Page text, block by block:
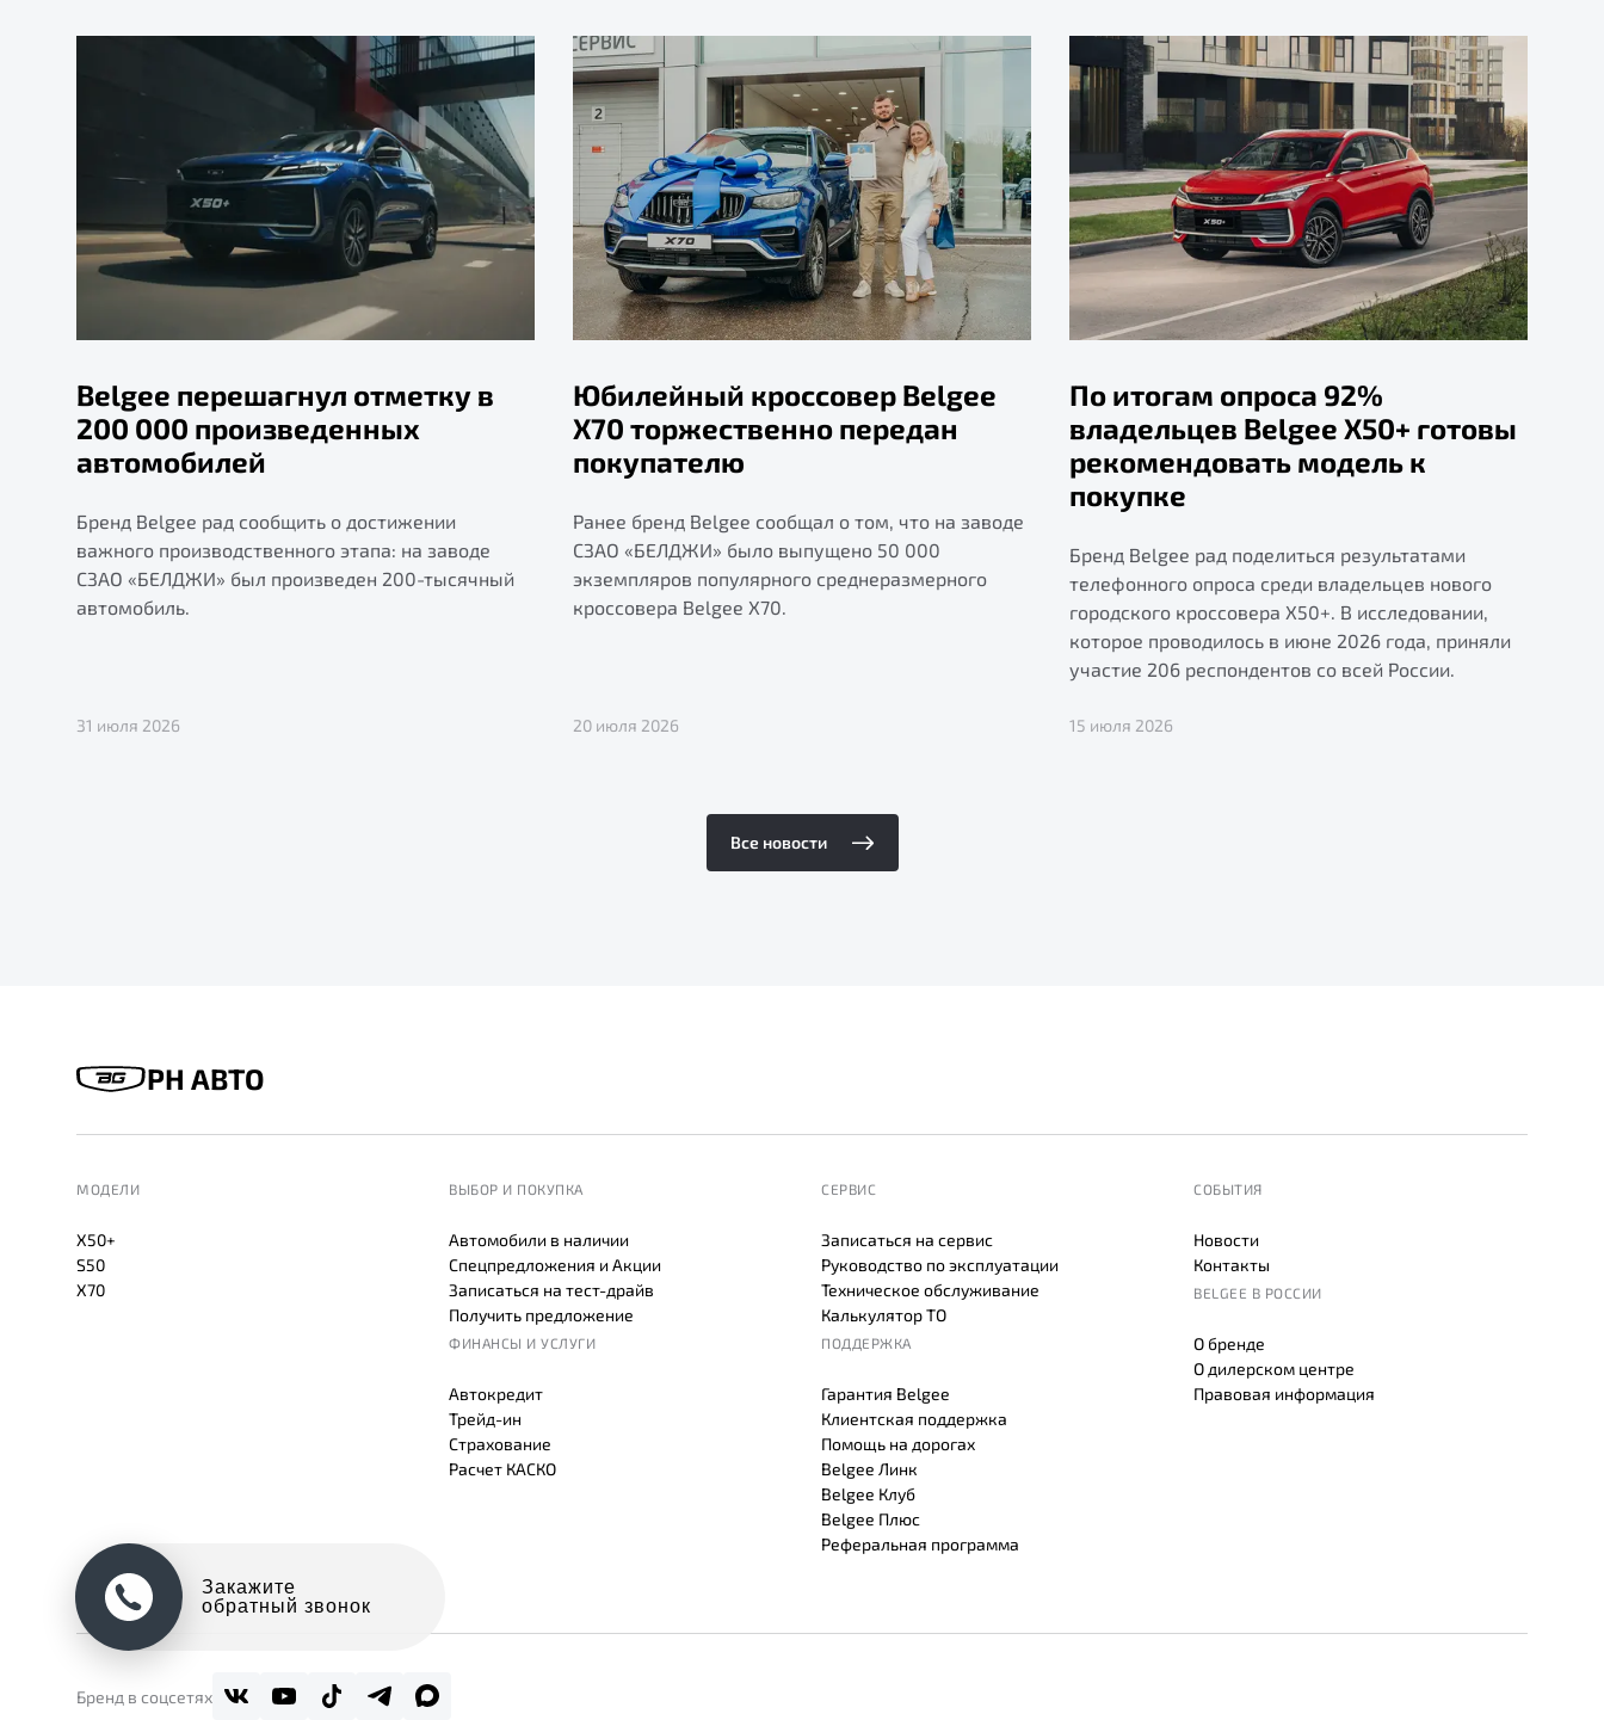
Belgee перешагнул отметку в
200 000 произведенных
автомобилей
Бренд Belgee рад сообщить о достижении
важного производственного этапа: на заводе
СЗАО «БЕЛДЖИ» был произведен 200-тысячный
автомобиль.
31 июля 2026
Юбилейный кроссовер Belgee
X70 торжественно передан
покупателю
Ранее бренд Belgee сообщал о том, что на заводе
СЗАО «БЕЛДЖИ» было выпущено 50 000
экземпляров популярного среднеразмерного
кроссовера Belgee X70.
20 июля 2026
По итогам опроса 92%
владельцев Belgee X50+ готовы
рекомендовать модель к
покупке
Бренд Belgee рад поделиться результатами
телефонного опроса среди владельцев нового
городского кроссовера X50+. В исследовании,
которое проводилось в июне 2026 года, приняли
участие 206 респондентов со всей России.
15 июля 2026
Все новости
РН АВТО
МОДЕЛИ
X50+
S50
X70
ВЫБОР И ПОКУПКА
Автомобили в наличии
Спецпредложения и Акции
Записаться на тест-драйв
Получить предложение
ФИНАНСЫ И УСЛУГИ
Автокредит
Трейд-ин
Страхование
Расчет КАСКО
СЕРВИС
Записаться на сервис
Руководство по эксплуатации
Техническое обслуживание
Калькулятор ТО
ПОДДЕРЖКА
Гарантия Belgee
Клиентская поддержка
Помощь на дорогах
Belgee Линк
Belgee Клуб
Belgee Плюс
Реферальная программа
СОБЫТИЯ
Новости
Контакты
BELGEE В РОССИИ
О бренде
О дилерском центре
Правовая информация
Бренд в соцсетях
Закажите
обратный звонок